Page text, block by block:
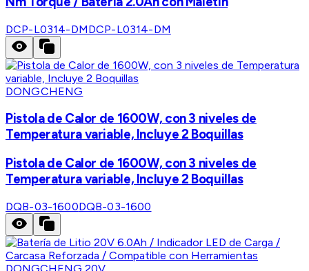
DCP-L0314-DMDCP-L0314-DM
DONGCHENG
Pistola de Calor de 1600W, con 3 niveles de
Temperatura variable, Incluye 2 Boquillas
Pistola de Calor de 1600W, con 3 niveles de
Temperatura variable, Incluye 2 Boquillas
DQB-03-1600DQB-03-1600